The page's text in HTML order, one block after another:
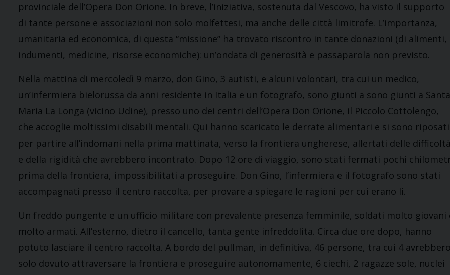
provinciale dell’Opera Don Orione. In breve, l’iniziativa, sostenuta dal Vescovo, ha visto il supporto
di tante persone e associazioni non solo molfettesi, ma anche delle città limitrofe. L’importanza,
umanitaria ed economica, di questa “missione” ha trovato riscontro in tante donazioni (di alimenti,
indumenti, medicine, risorse economiche): un’ondata di generosità e passaparola non previsto.
Nella mattina di mercoledì 9 marzo, don Gino, 3 autisti, e alcuni volontari, tra cui un medico,
un’infermiera bielorussa da anni residente in Italia e un fotografo, sono giunti a sono giunti a Santa
Maria La Longa (vicino Udine), presso uno dei centri dell’Opera Don Orione, il Piccolo Cottolengo,
che accoglie moltissimi disabili mentali. Qui hanno scaricato le derrate alimentari e si sono riposati
per partire all’indomani nella prima mattinata, verso la frontiera ungherese, allertati delle
e della rigidità che avrebbero incontrato. Dopo 12 ore di viaggio, sono stati fermati pochi
prima della frontiera, impossibilitati a proseguire. Don Gino, l’infermiera e il fotografo sono stati
accompagnati presso il centro raccolta, per provare a spiegare le ragioni per cui erano lì.
Un freddo pungente e un ufficio militare con prevalente presenza femminile, soldati molto giovani
molto armati. All’esterno, dietro il cancello, tanta gente infreddolita. Circa due ore dopo, hanno
potuto lasciare il centro raccolta. A bordo del pullman, in definitiva, 46 persone, tra cui 4
solo dovuto attraversare la frontiera e proseguire autonomamente, 6 ciechi, 2 ragazze sole, nuclei